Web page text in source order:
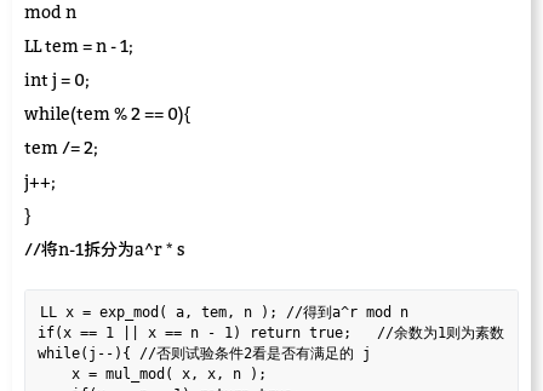
mod n
LL tem = n - 1;
int j = 0;
while(tem % 2 == 0){
tem /= 2;
j++;
}
//将n-1拆分为a^r * s
LL x = exp_mod( a, tem, n ); //得到a^r mod n
if(x == 1 || x == n - 1) return true;   //余数为1则为素数
while(j--){ //否则试验条件2看是否有满足的 j
    x = mul_mod( x, x, n );